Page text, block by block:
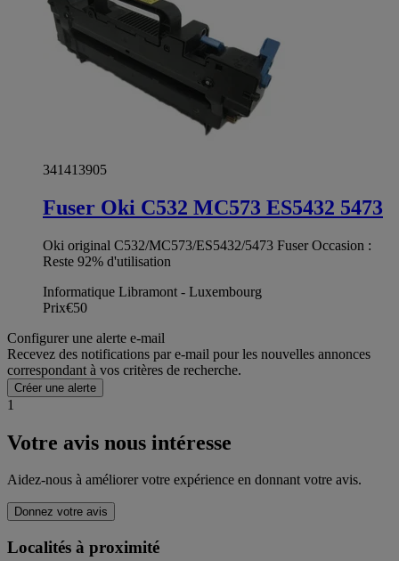
341413905
Fuser Oki C532 MC573 ES5432 5473
Oki original C532/MC573/ES5432/5473 Fuser Occasion :
Reste 92% d'utilisation
Informatique Libramont - Luxembourg
Prix€50
Configurer une alerte e-mail
Recevez des notifications par e-mail pour les nouvelles annonces
correspondant à vos critères de recherche.
Créer une alerte
1
Votre avis nous intéresse
Aidez-nous à améliorer votre expérience en donnant votre avis.
Donnez votre avis
Localités à proximité